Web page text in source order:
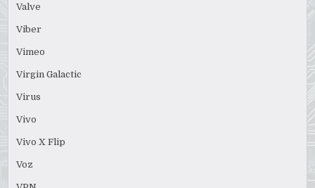
Valve
Viber
Vimeo
Virgin Galactic
Virus
Vivo
Vivo X Flip
Voz